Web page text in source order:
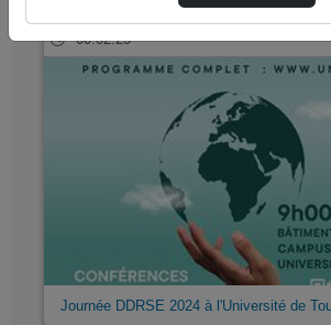
00:02:25
Journée DDRSE 2024 à l'Université de